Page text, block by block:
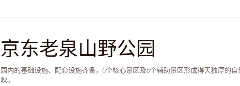
京东老泉山野公园
园内的基础设施、配套设施齐备，6个核心景区及8个辅助景区形成得天独厚的
映。